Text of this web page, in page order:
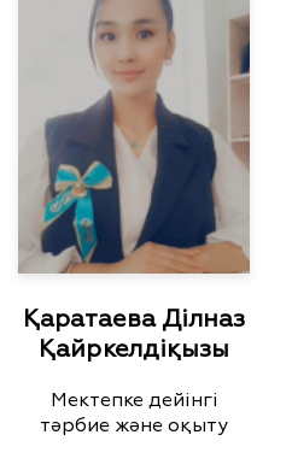
Қаратаева Ділназ
Қайркелдіқызы
Мектепке дейінгі
тәрбие және оқыту